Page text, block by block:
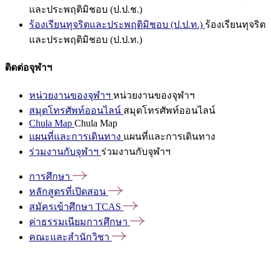
และประพฤติมิชอบ (ป.ป.ช.)
ร้องเรียนทุจริตและประพฤติมิชอบ (ป.ป.ท.) ร้องเรียนทุจริต
และประพฤติมิชอบ (ป.ป.ท.)
ติดต่อจุฬาฯ
หน่วยงานของจุฬาฯ หน่วยงานของจุฬาฯ
สมุดโทรศัพท์ออนไลน์ สมุดโทรศัพท์ออนไลน์
Chula Map Chula Map
แผนที่และการเดินทาง แผนที่และการเดินทาง
ร่วมงานกับจุฬาฯ ร่วมงานกับจุฬาฯ
การศึกษา
หลักสูตรที่เปิดสอน
สมัครเข้าศึกษา TCAS
ค่าธรรมเนียมการศึกษา
คณะและสำนักวิชา